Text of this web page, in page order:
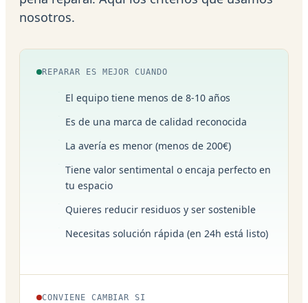
nosotros.
REPARAR ES MEJOR CUANDO
El equipo tiene menos de 8-10 años
Es de una marca de calidad reconocida
La avería es menor (menos de 200€)
Tiene valor sentimental o encaja perfecto en
tu espacio
Quieres reducir residuos y ser sostenible
Necesitas solución rápida (en 24h está listo)
CONVIENE CAMBIAR SI